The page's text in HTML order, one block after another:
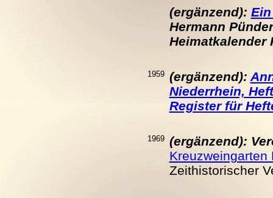
(ergänzend):
Hermann
Heimatkalender
1959 (ergänzend):
Niederrhein,
Register für
1969 (ergänzend):
Kreuzweingarten
Zeithistorischer